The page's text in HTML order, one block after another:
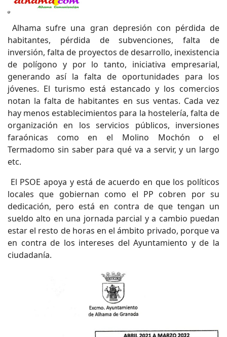
Alhama sufre una gran depresión con pérdida de
habitantes, pérdida de subvenciones, falta de
inversión, falta de proyectos de desarrollo, inexistencia
de polígono y por lo tanto, iniciativa empresarial,
generando así la falta de oportunidades para los
jóvenes. El turismo está estancado y los comercios
notan la falta de habitantes en sus ventas. Cada vez
hay menos establecimientos para la hostelería, falta de
organización en los servicios públicos, inversiones
faraónicas como en el Molino Mochón o el
Termadomo sin saber para qué va a servir, y un largo
etc.
El PSOE apoya y está de acuerdo en que los políticos
locales que gobiernan como el PP cobren por su
dedicación, pero está en contra de que tengan un
sueldo alto en una jornada parcial y a cambio puedan
estar el resto de horas en el ámbito privado, porque va
en contra de los intereses del Ayuntamiento y de la
ciudadanía.